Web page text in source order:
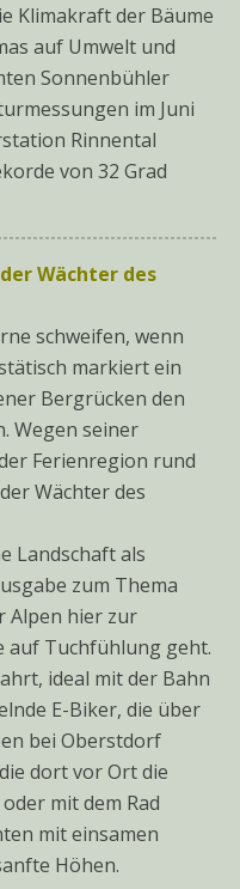
Klimakraft der Bäume
auf Umwelt und
Sonnenbühler
im Juni
Rinnental
von 32 Grad
Wächter des
schweifen, wenn
markiert ein
Bergrücken den
Wegen seiner
Ferienregion rund
Wächter des
Landschaft als
zum Thema
Alpen hier zur
auf Tuchfühlung geht.
ideal mit der Bahn
E-Biker, die über
bei Oberstdorf
dort vor Ort die
mit dem Rad
mit einsamen
Höhen.